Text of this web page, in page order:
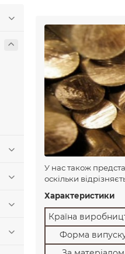
У нас також
оскільки
Характеристики
Країна
Форма